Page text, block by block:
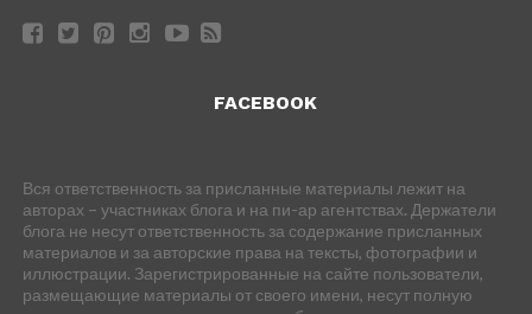
FACEBOOK
Вся ответственность за присланные материалы лежит на
авторах – участниках блога и на пи-ар агентствах. Держатели
блога не несут ответственность за содержание присланных
материалов и за авторские права на тексты, фотографии и
иллюстрации. Зарегистрированные на сайте пользователи,
размещающие материалы от своего имени, несут полную